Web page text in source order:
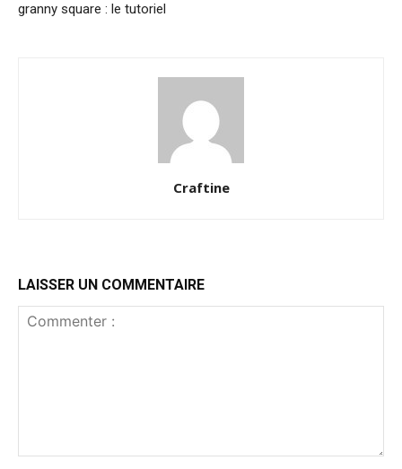
granny square : le tutoriel
Craftine
LAISSER UN COMMENTAIRE